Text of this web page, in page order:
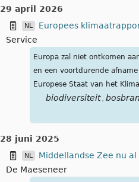
29 april 2026
NL Europees
Service
Europa zal niet ontkomen
en een voortdurende
Europese Staat van het
biodiversiteit
28 juni 2025
NL Middellandse Zee nu
De Maeseneer